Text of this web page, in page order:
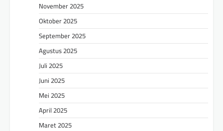
November 2025
Oktober 2025
September 2025
Agustus 2025
Juli 2025
Juni 2025
Mei 2025
April 2025
Maret 2025